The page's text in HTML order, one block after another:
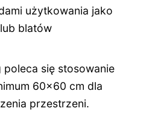
użytkowania jako
blatów
się stosowanie
60x60 cm dla
przestrzeni.